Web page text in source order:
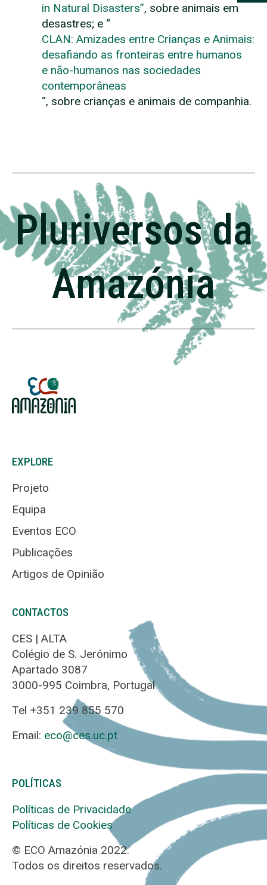
in Natural Disasters”, sobre animais em
desastres; e “
CLAN: Amizades entre Crianças e Animais:
desafiando as fronteiras entre humanos
e não-humanos nas sociedades
contemporâneas
“, sobre crianças e animais de companhia.
Pluriversos da
Amazónia
EXPLORE
Projeto
Equipa
Eventos ECO
Publicações
Artigos de Opinião
CONTACTOS
CES | ALTA
Colégio de S. Jerónimo
Apartado 3087
3000-995 Coimbra, Portugal
Tel +351 239 855 570
Email: eco@ces.uc.pt
POLÍTICAS
Políticas de Privacidade
Políticas de Cookies
© ECO Amazónia 2022.
Todos os direitos reservados.